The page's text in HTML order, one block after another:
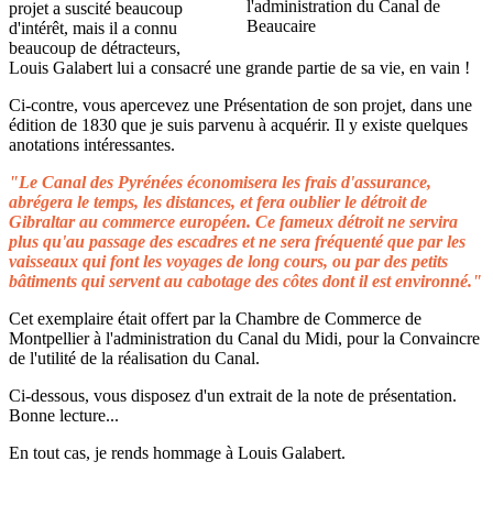
projet a suscité beaucoup
d'intérêt, mais il a connu
beaucoup de détracteurs,
Louis Galabert lui a consacré une grande partie de sa vie, en vain !
Ci-contre, vous apercevez une Présentation de son projet, dans une
édition de 1830 que je suis parvenu à acquérir. Il y existe quelques
anotations intéressantes.
"Le Canal des Pyrénées économisera les frais d'assurance,
abrégera le temps, les distances, et fera oublier le détroit de
Gibraltar au commerce européen. Ce fameux détroit ne servira
plus qu'au passage des escadres et ne sera fréquenté que par les
vaisseaux qui font les voyages de long cours, ou par des petits
bâtiments qui servent au cabotage des côtes dont il est environné."
Cet exemplaire était offert par la Chambre de Commerce de
Montpellier à l'administration du Canal du Midi, pour la Convaincre
de l'utilité de la réalisation du Canal.
Ci-dessous, vous disposez d'un extrait de la note de présentation.
Bonne lecture...
En tout cas, je rends hommage à Louis Galabert.